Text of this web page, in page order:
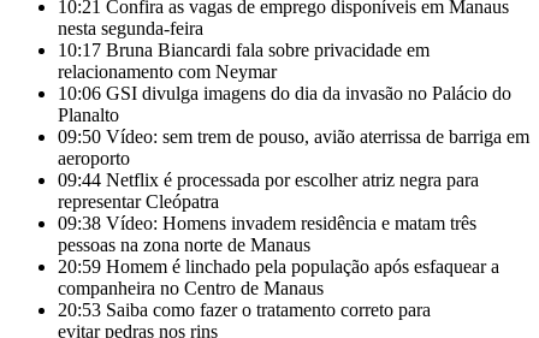
10:21 Confira as vagas de emprego disponíveis em Manaus
nesta segunda-feira
10:17 Bruna Biancardi fala sobre privacidade em
relacionamento com Neymar
10:06 GSI divulga imagens do dia da invasão no Palácio do
Planalto
09:50 Vídeo: sem trem de pouso, avião aterrissa de barriga em
aeroporto
09:44 Netflix é processada por escolher atriz negra para
representar Cleópatra
09:38 Vídeo: Homens invadem residência e matam três
pessoas na zona norte de Manaus
20:59 Homem é linchado pela população após esfaquear a
companheira no Centro de Manaus
20:53 Saiba como fazer o tratamento correto para
evitar pedras nos rins